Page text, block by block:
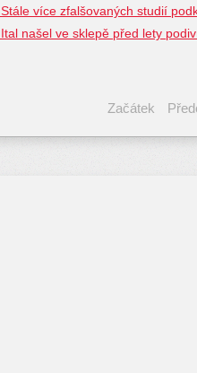
Stále více zfalšovaných studií
Ital našel ve sklepě před lety
Začátek